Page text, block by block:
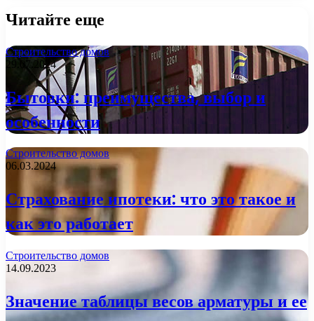
Читайте еще
Строительство домов
29.07.2024
Бытовки: преимущества, выбор и
особенности
Строительство домов
06.03.2024
Страхование ипотеки: что это такое и
как это работает
Строительство домов
14.09.2023
Значение таблицы весов арматуры и ее